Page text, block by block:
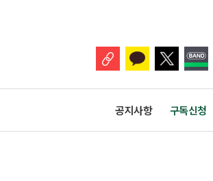
공지사항 구독신청